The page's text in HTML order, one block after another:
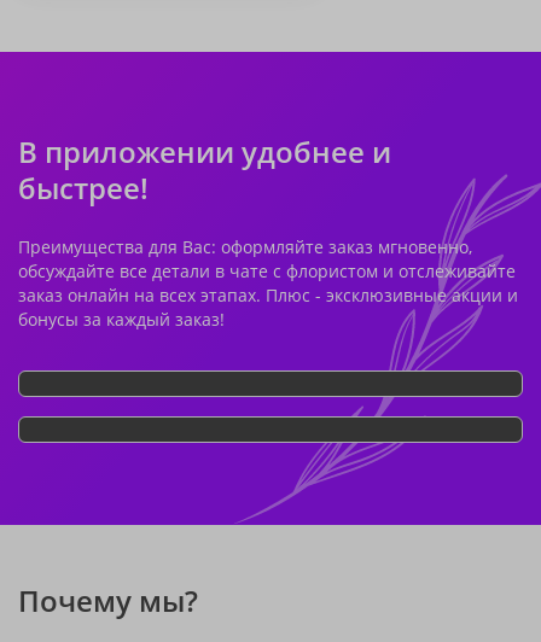
В приложении удобнее и
быстрее!
Преимущества для Вас: оформляйте заказ мгновенно,
обсуждайте все детали в чате с флористом и отслеживайте
заказ онлайн на всех этапах. Плюс - эксклюзивные акции и
бонусы за каждый заказ!
Почему мы?